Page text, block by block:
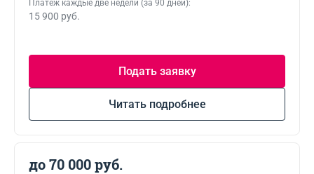
Платеж каждые две недели (за 90 дней):
15 900 руб.
Подать заявку
Читать подробнее
до 70 000 руб.